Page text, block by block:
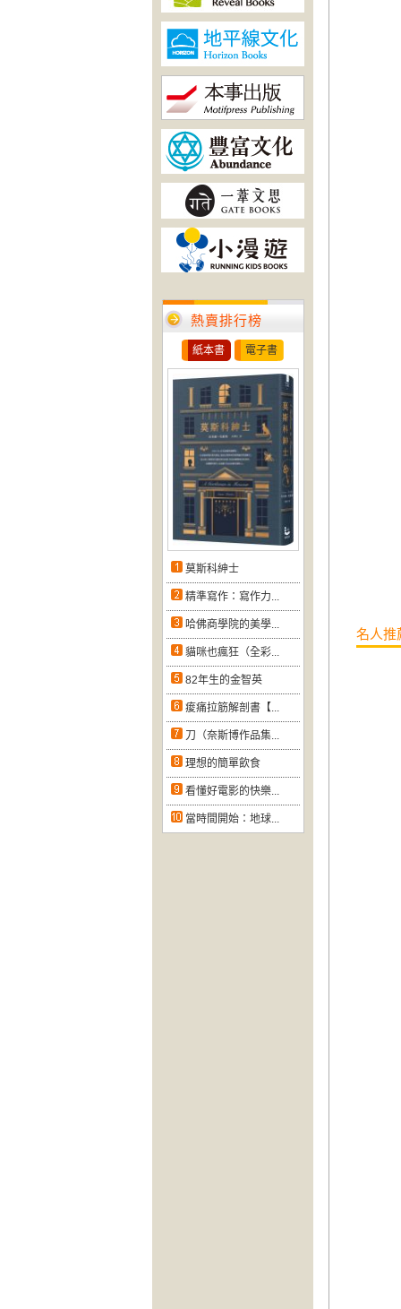
熱賣排行榜
紙本書 電子書
莫斯科紳士
精準寫作：寫作力...
哈佛商學院的美學...
貓咪也瘋狂（全彩...
82年生的金智英
痠痛拉筋解剖書【...
刀（奈斯博作品集...
理想的簡單飲食
看懂好電影的快樂...
當時間開始：地球...
名人推